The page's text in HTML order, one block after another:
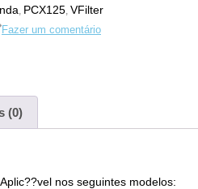
, PCX125, VFilter
Fazer um comentário
(0)
nos seguintes modelos: